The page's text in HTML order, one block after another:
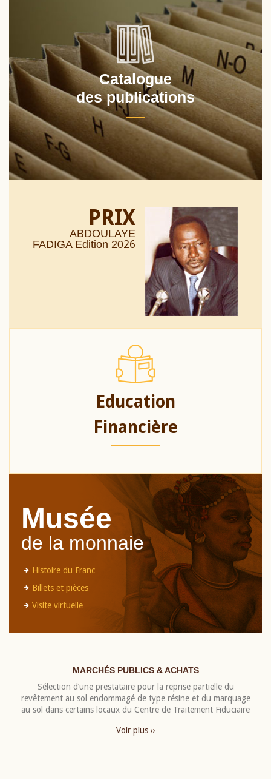
Catalogue
des publications
PRIX
ABDOULAYE
FADIGA Edition 2026
Education
Financière
Musée
de la monnaie
Histoire du Franc
Billets et pièces
Visite virtuelle
MARCHÉS PUBLICS & ACHATS
Sélection d’une prestataire pour la reprise partielle du
revêtement au sol endommagé de type résine et du marquage
au sol dans certains locaux du Centre de Traitement Fiduciaire
Voir plus ››